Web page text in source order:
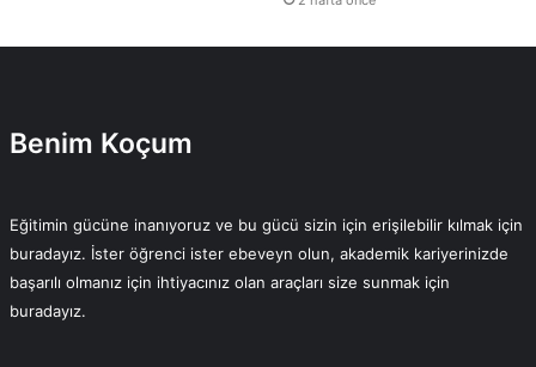
Benim Koçum
Eğitimin gücüne inanıyoruz ve bu gücü sizin için erişilebilir kılmak için
buradayız. İster öğrenci ister ebeveyn olun, akademik kariyerinizde
başarılı olmanız için ihtiyacınız olan araçları size sunmak için
buradayız.